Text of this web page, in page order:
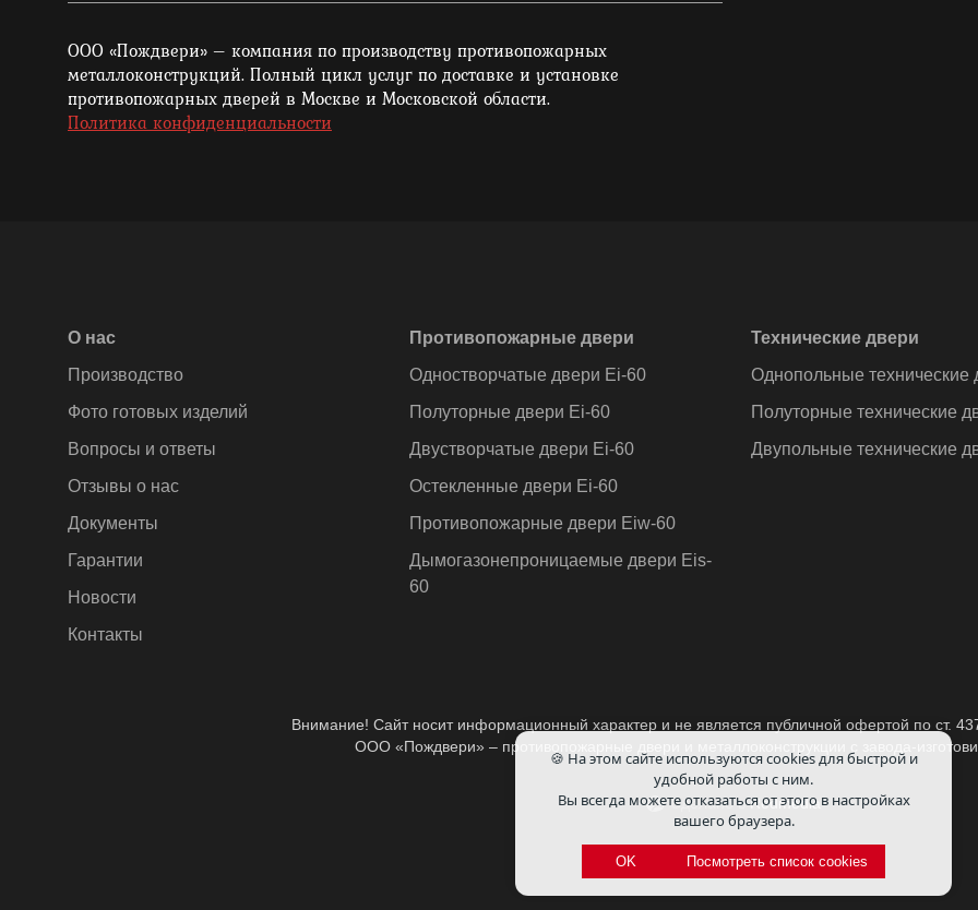
ООО «Пождвери» – компания по производству противопожарных
металлоконструкций. Полный цикл услуг по доставке и установке
противопожарных дверей в Москве и Московской области.
Политика конфиденциальности
О нас
Производство
Фото готовых изделий
Вопросы и ответы
Отзывы о нас
Документы
Гарантии
Новости
Контакты
Противопожарные двери
Одностворчатые двери Ei-60
Полуторные двери Ei-60
Двустворчатые двери Ei-60
Остекленные двери Ei-60
Противопожарные двери Eiw-60
Дымогазонепроницаемые двери Eis-
60
Технические двери
Однопольные технические
Полуторные технические
Двупольные технические
Внимание! Сайт носит информационный характер и не является публичной офертой по ст.
ООО «Пождвери» – противопожарные двери и металлоконструкции с завода-
Сделано вRedmedia
🍪 На этом сайте используются cookies для быстрой и
удобной работы с ним.
Вы всегда можете отказаться от этого в настройках
вашего браузера.
OK Посмотреть список cookies